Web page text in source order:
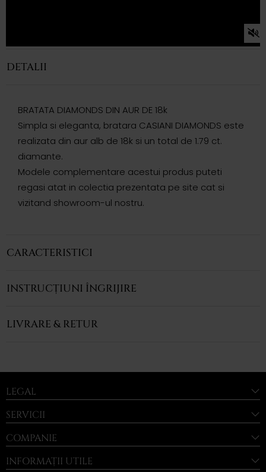
DETALII
BRATATA DIAMONDS DIN AUR DE 18k
Simpla si eleganta, bratara CASIANI DIAMONDS este
realizata din aur alb de 18k si un total de 1.79 ct.
diamante.
Modele complementare acestui produs puteti
regasi atat in colectia prezentata pe site cat si
vizitand showroom-ul nostru.
CARACTERISTICI
INSTRUCȚIUNI ÎNGRIJIRE
LIVRARE & RETUR
LEGAL
SERVICII
COMPANIE
INFORMAȚII UTILE